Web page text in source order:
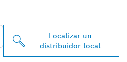
Localizar un
distribuidor local